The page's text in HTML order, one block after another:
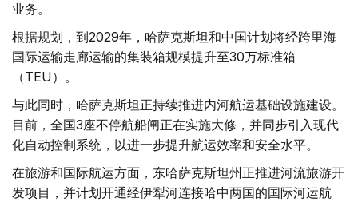
业务。
根据规划，到2029年，哈萨克斯坦和中国计划将经跨里海
国际运输走廊运输的集装箱规模提升至30万标准箱
（TEU）。
与此同时，哈萨克斯坦正持续推进内河航运基础设施建设。
目前，全国3座不停航船闸正在实施大修，并同步引入现代
化自动控制系统，以进一步提升航运效率和安全水平。
在旅游和国际航运方面，东哈萨克斯坦州正推进河流旅游开
发项目，并计划开通经伊犁河连接哈中两国的国际河运航